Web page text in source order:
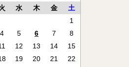
水 木 金
土
1
4 5 6 7
8
12 13 14
15
19 20 21
22